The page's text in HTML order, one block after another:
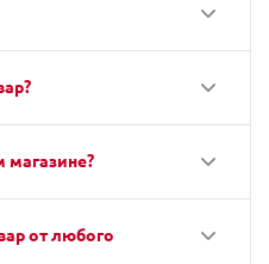
магазине?
от любого